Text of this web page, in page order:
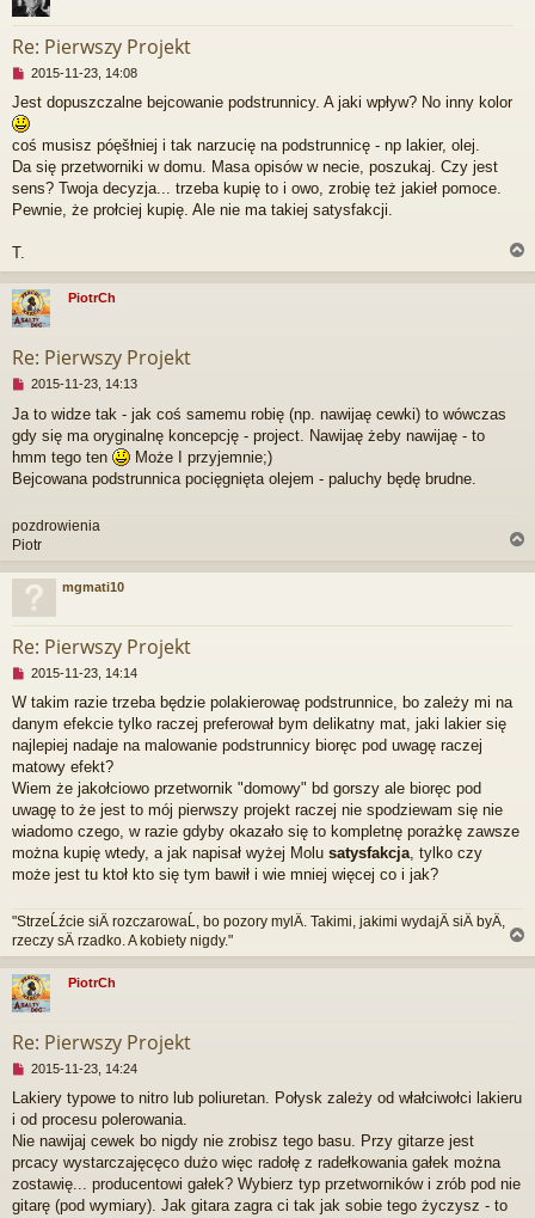
o
t
Re: Pierwszy Projekt
N
e
p
r
z
c
z
a
n
y
p
s
2015-11-23, 14:08
Jest dopuszczalne bejcowanie podstrunnicy. A jaki wpływ? No inny kolor
coś musisz póęšłniej i tak narzucię na podstrunnicę - np lakier, olej.
Da się przetworniki w domu. Masa opisów w necie, poszukaj. Czy jest
sens? Twoja decyzja... trzeba kupię to i owo, zrobię też jakieł pomoce.
Pewnie, że prołciej kupię. Ale nie ma takiej satysfakcji.
T.
a
PiotrCh
Re: Pierwszy Projekt
N
e
p
r
z
e
z
y
a
n
y
o
s
2015-11-23, 14:13
Ja to widze tak - jak coś samemu robię (np. nawijaę cewki) to wówczas
gdy się ma oryginalnę koncepcję - project. Nawijaę żeby nawijaę - to
hmm tego ten
Może I przyjemnie;)
Bejcowana podstrunnica pocięgnięta olejem - paluchy będę brudne.
pozdrowienia
Piotr
g
mgmati10
Re: Pierwszy Projekt
N
e
p
r
z
e
c
z
y
t
a
p
o
s
t
2015-11-23, 14:14
W takim razie trzeba będzie polakierowaę podstrunnice, bo zależy mi na
danym efekcie tylko raczej preferował bym delikatny mat, jaki lakier się
najlepiej nadaje na malowanie podstrunnicy bioręc pod uwagę raczej
matowy efekt?
Wiem że jakołciowo przetwornik "domowy" bd gorszy ale bioręc pod
uwagę to że jest to mój pierwszy projekt raczej nie spodziewam się nie
wiadomo czego, w razie gdyby okazało się to kompletnę porażkę zawsze
można kupię wtedy, a jak napisał wyżej Molu satysfakcja, tylko czy
może jest tu ktoł kto się tym bawił i wie mniej więcej co i jak?
"StrzeĹźcie siÄ rozczarowaĹ, bo pozory mylÄ. Takimi, jakimi wydajÄ siÄ byÄ,
rzeczy sÄ rzadko. A kobiety nigdy."
a
PiotrCh
Re: Pierwszy Projekt
N
e
p
r
z
c
z
2015-11-23, 14:24
Lakiery typowe to nitro lub poliuretan. Połysk zależy od włałciwołci lakieru
i od procesu polerowania.
Nie nawijaj cewek bo nigdy nie zrobisz tego basu. Przy gitarze jest
prcacy wystarczajęcęco dużo więc radołę z radełkowania gałek można
zostawię... producentowi gałek? Wybierz typ przetworników i zrób pod nie
gitarę (pod wymiary). Jak gitara zagra ci tak jak sobie tego życzysz - to